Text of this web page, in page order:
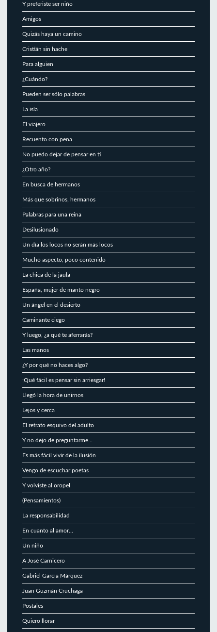
Y preferiste ser niño
Amigos
Quizás haya un camino
Cristián sin hache
Para alguien
¿Cuándo?
Pueden ser sólo palabras
La isla
El viajero
Recuento con pena
No puedo dejar de pensar en ti
¿Otro año?
En busca de hermanos
Más que sobrinos, hermanos
Palabras para una reina
Desilusionado
Un día los locos no serán más locos
Mucho aspecto, poco contenido
La chica de la jaula
España, mujer de manto negro
Un ángel en el desierto
Caminante ciego
Y luego, ¿a qué te aferrarás?
Las manos
¿Y por qué no haces algo?
¡Qué fácil es pensar sin arriesgar!
Llegó la hora de unirnos
Lejos y cerca
El retrato esquivo del adulto
Y no dejo de preguntarme…
Es más fácil vivir de la ilusión
Vengo de escuchar poetas
Y volviste al oropel
(Pensamientos)
La responsabilidad
En cuanto al amor…
Un niño
A José Carnicero
Gabriel García Márquez
Juan Guzmán Cruchaga
Postales
Quiero llorar